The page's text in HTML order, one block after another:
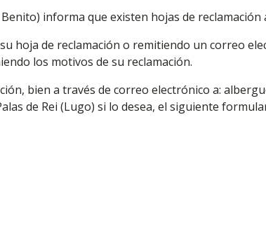
informa que existen hojas de
hoja de reclamación o remitiendo un correo
los motivos de su reclamación.
bien a través de correo electrónico a:
de Rei (Lugo) si lo desea, el siguiente